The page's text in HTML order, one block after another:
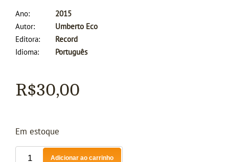
Ano
2015
Autor
Umberto Eco
Editora
Record
Idioma
Português
R$30,00
Em estoque
Adicionar ao carrinho